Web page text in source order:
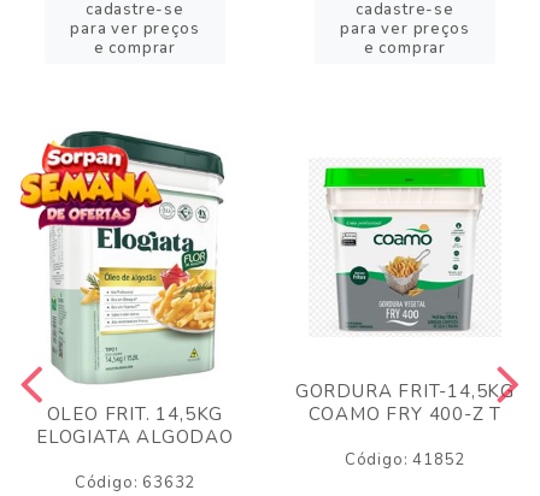
cadastre-se
para ver preços
e comprar
cadastre-se
para ver preços
e comprar
OLEO FRIT. 14,5KG
ELOGIATA ALGODAO
Código: 63632
GORDURA FRIT-14,5KG
COAMO FRY 400-Z T
Código: 41852